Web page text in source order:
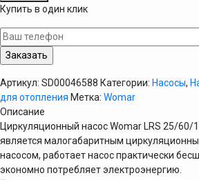
циркуляционный
Womar
LRS
25/60/180
Купить в один клик
Артикул: SD00046588 Категории: Насосы,
для отопления Метка: Womar
Описание
Циркуляционный насос Womar LRS 25/60/
является малогабаритным
насосом, работает насос практически
экономно потребляет электроэнергию.